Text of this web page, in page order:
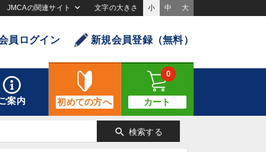
JMCAの関連サイト 文字の大きさ 小 中 大
員ログイン 新規会員登録（無料）
案内 初めての方へ カート
0
search 検索する